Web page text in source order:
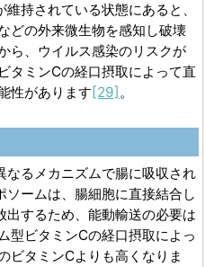
持されている状態にあると、
どの外来微生物を感知し破壊
ら、ウイルス感染のリスクが
タミンCの経口摂取によって直
性があります [29] 。
なるメカニズムで腸に吸収され
ソームは、腸細胞に直接結合し
するため、能動輸送の必要は
型ビタミンCの経口摂取によっ
ビタミンCよりも高くなりま